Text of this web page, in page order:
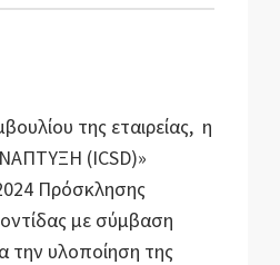
της εταιρείας, η
(ICSD)»
Πρόσκλησης
με σύμβαση
την υλοποίηση της